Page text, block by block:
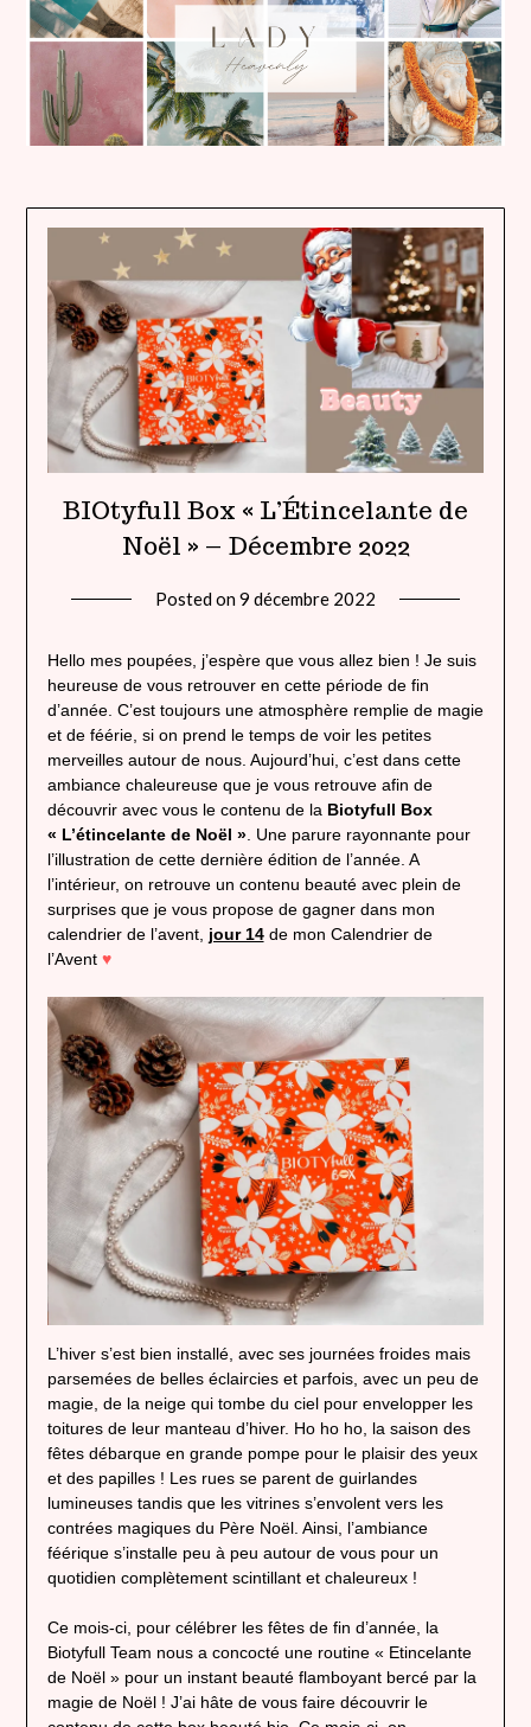
BIOtyfull Box « L’Étincelante de
Noël » – Décembre 2022
Posted on9 décembre 2022
heavenly
Hello mes poupées, j’espère que vous allez bien ! Je suis
heureuse de vous retrouver en cette période de fin
d’année. C’est toujours une atmosphère remplie de magie
et de féérie, si on prend le temps de voir les petites
merveilles autour de nous. Aujourd’hui, c’est dans cette
ambiance chaleureuse que je vous retrouve afin de
découvrir avec vous le contenu de la Biotyfull Box
« L’étincelante de Noël ». Une parure rayonnante pour
l’illustration de cette dernière édition de l’année. A
l’intérieur, on retrouve un contenu beauté avec plein de
surprises que je vous propose de gagner dans mon
calendrier de l’avent, jour 14de mon Calendrier de
l’Avent ♥
L’hiver s’est bien installé, avec ses journées froides mais
parsemées de belles éclaircies et parfois, avec un peu de
magie, de la neige qui tombe du ciel pour envelopper les
toitures de leur manteau d’hiver. Ho ho ho, la saison des
fêtes débarque en grande pompe pour le plaisir des yeux
et des papilles ! Les rues se parent de guirlandes
lumineuses tandis que les vitrines s’envolent vers les
contrées magiques du Père Noël. Ainsi, l’ambiance
féérique s’installe peu à peu autour de vous pour un
quotidien complètement scintillant et chaleureux !
Ce mois-ci, pour célébrer les fêtes de fin d’année, la
Biotyfull Team nous a concocté une routine « Etincelante
de Noël » pour un instant beauté flamboyant bercé par la
magie de Noël ! J’ai hâte de vous faire découvrir le